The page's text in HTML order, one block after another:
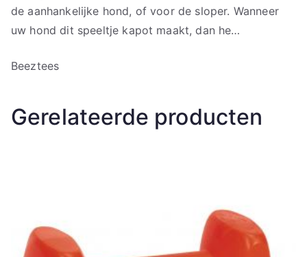
de aanhankelijke hond, of voor de sloper. Wanneer
uw hond dit speeltje kapot maakt, dan he…
Beeztees
Gerelateerde producten